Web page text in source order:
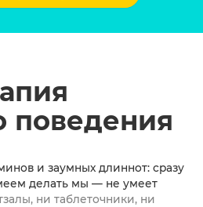
поведения
и заумных длиннот: сразу
делать мы — не умеет
ни таблеточники, ни